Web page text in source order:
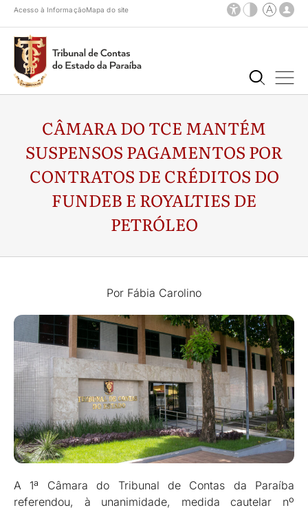
Acesso à InformaçãoMapa do site
CÂMARA DO TCE MANTÉM
SUSPENSOS PAGAMENTOS POR
CONTRATOS DE CRÉDITOS DO
FUNDEB E ROYALTIES DE
PETRÓLEO
Por Fábia Carolino
A 1ª Câmara do Tribunal de Contas da Paraíba
referendou, à unanimidade, medida cautelar nº